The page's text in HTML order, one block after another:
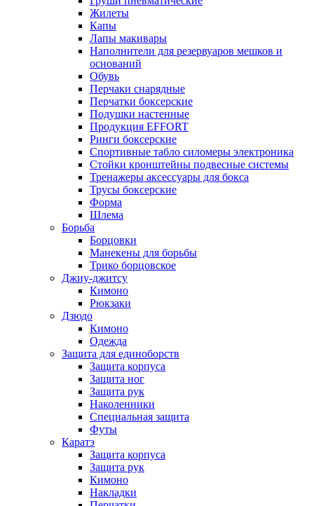
Жилеты
Капы
Лапы макивары
Наполнители для резервуаров мешков и
оснований
Обувь
Перчаки снарядные
Перчатки боксерские
Подушки настенные
Продукция EFFORT
Ринги боксерские
Спортивные табло силомеры электроника
Стойки кронштейны подвесные системы
Тренажеры аксессуары для бокса
Трусы боксерские
Форма
Шлема
Борьба
Борцовки
Манекены для борьбы
Трико борцовское
Джиу-джитсу
Кимоно
Рюкзаки
Дзюдо
Кимоно
Одежда
Защита для единоборств
Защита корпуса
Защита ног
Защита рук
Наколенники
Специальная защита
Футы
Каратэ
Защита корпуса
Защита рук
Кимоно
Накладки